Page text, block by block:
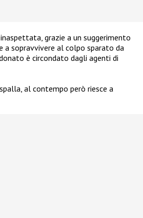
grazie a un suggerimento
a sopravvivere al colpo sparato da
è circondato dagli agenti di
al contempo però riesce a